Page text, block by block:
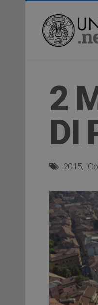
2
DI
2015